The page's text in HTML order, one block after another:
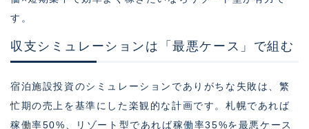
す。
収支シミュレーションは「最悪ケース」で組む
宿泊施設投資のシミュレーションでありがちな失敗は、繁
忙期の売上を基準にした楽観的な計画です。札幌であれば
稼働率50%、リゾート型であれば稼働率35%を最悪ケース